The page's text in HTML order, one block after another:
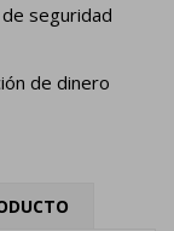
seguridad
de dinero